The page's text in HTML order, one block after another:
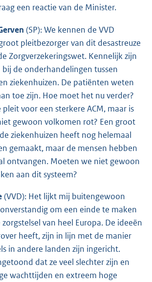
een reactie van de Minister.
(SP): We kennen de VVD
pleitbezorger van dit desastreuze
Zorgverzekeringswet. Kennelijk zijn
de onderhandelingen tussen
ziekenhuizen. De patiënten weten
toe zijn. Hoe moet het nu verder?
pleit voor een sterkere ACM, maar is
gewoon volkomen rot? Een groot
ziekenhuizen heeft nog helemaal
gemaakt, maar de mensen hebben
ontvangen. Moeten we niet gewoon
aan dit systeem?
(VVD): Het lijkt mij buitengewoon
om een einde te maken
van heel Europa. De ideeën
heeft, zijn in lijn met de manier
in andere landen zijn ingericht.
dat ze veel slechter zijn en
wachttijden en extreem hoge